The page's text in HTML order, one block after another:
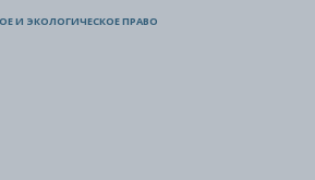
И ЭКОЛОГИЧЕСКОЕ ПРАВО